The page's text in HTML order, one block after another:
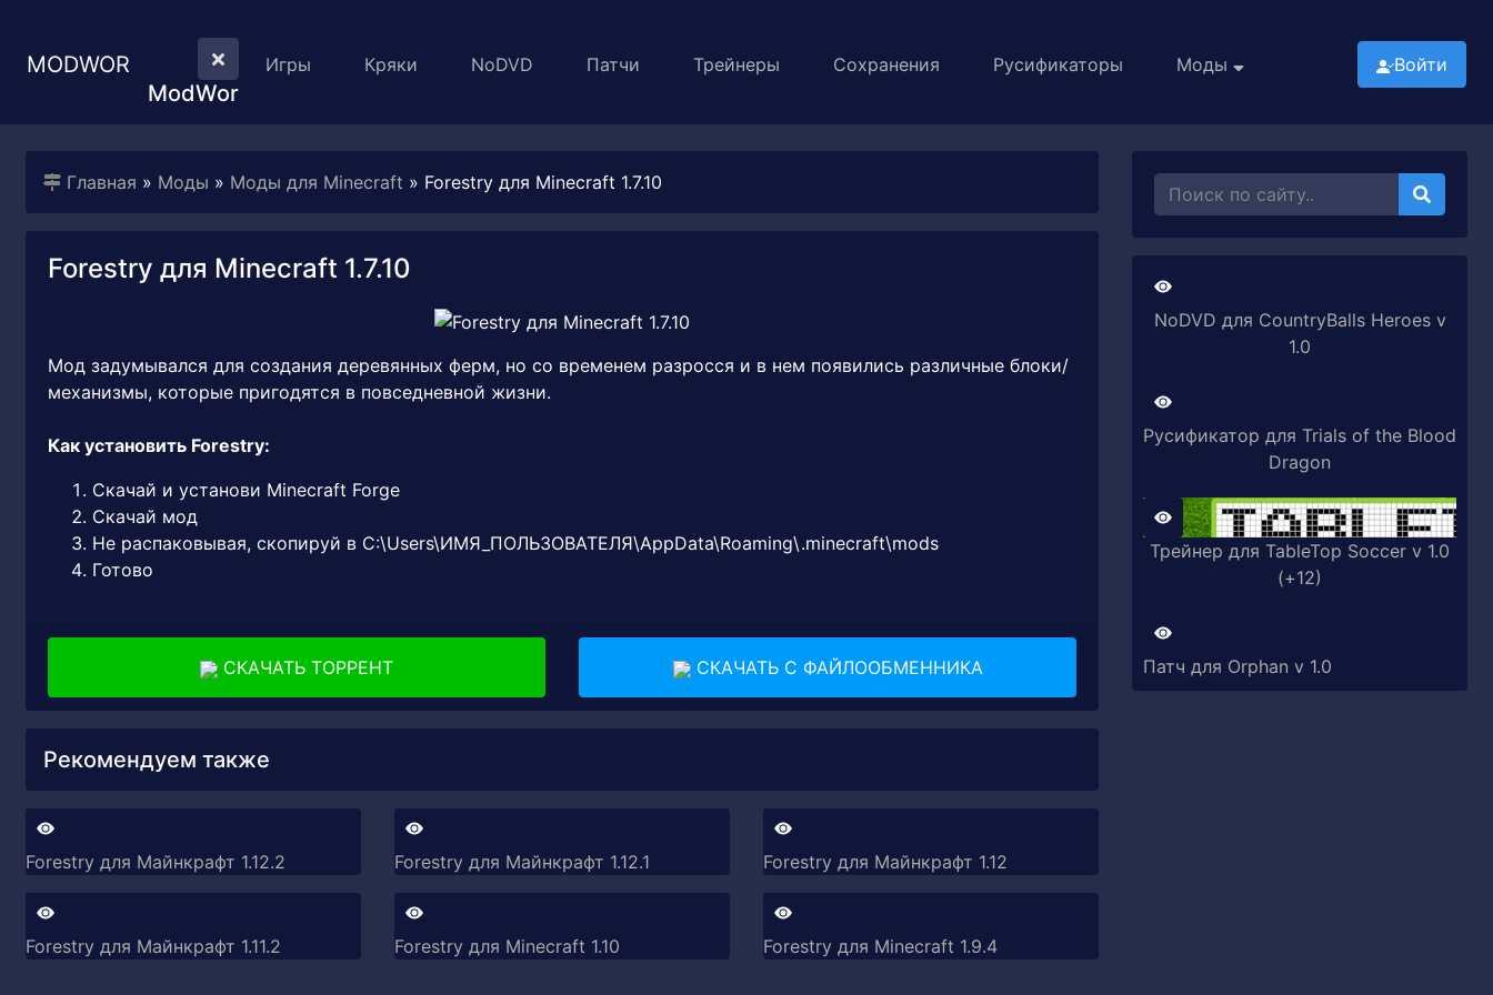
MODWOR
ModWor
Игры Кряки NoDVD Патчи Трейнеры Сохранения Русификаторы Моды Войти
Главная » Моды » Моды для Minecraft » Forestry для Minecraft 1.7.10
Forestry для Minecraft 1.7.10
Мод задумывался для создания деревянных ферм, но со временем разросся и в нем появились различные блоки/
механизмы, которые пригодятся в повседневной жизни.
Как установить Forestry:
Скачай и установи Minecraft Forge
Скачай мод
Не распаковывая, скопируй в C:\Users\ИМЯ_ПОЛЬЗОВАТЕЛЯ\AppData\Roaming\.minecraft\mods
Готово
СКАЧАТЬ ТОРРЕНТ СКАЧАТЬ С ФАЙЛООБМЕННИКА
Рекомендуем также
Forestry для Майнкрафт 1.12.2 Forestry для Майнкрафт 1.12.1 Forestry для Майнкрафт 1.12
Forestry для Майнкрафт 1.11.2 Forestry для Minecraft 1.10 Forestry для Minecraft 1.9.4
NoDVD для CountryBalls Heroes v
1.0
Русификатор для Trials of the Blood
Dragon
Трейнер для TableTop Soccer v 1.0
(+12)
Патч для Orphan v 1.0